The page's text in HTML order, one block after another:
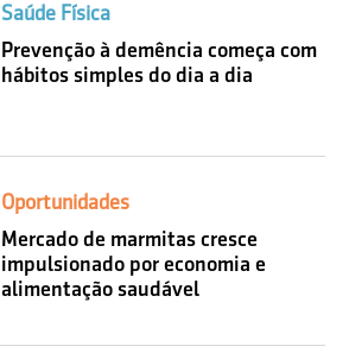
Saúde Física
Prevenção à demência começa com
hábitos simples do dia a dia
Oportunidades
Mercado de marmitas cresce
impulsionado por economia e
alimentação saudável